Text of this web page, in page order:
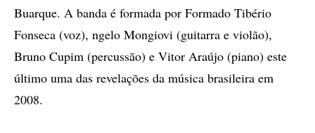
Buarque. A banda é formada por Formado Tibério
Fonseca (voz), ngelo Mongiovi (guitarra e violão),
Bruno Cupim (percussão) e Vitor Araújo (piano) este
último uma das revelações da música brasileira em
2008.